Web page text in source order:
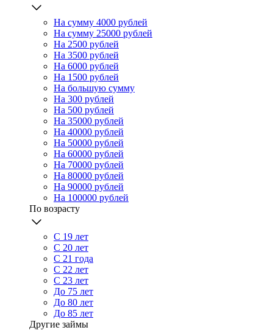
На сумму 4000 рублей
На сумму 25000 рублей
На 2500 рублей
На 3500 рублей
На 6000 рублей
На 1500 рублей
На большую сумму
На 300 рублей
На 500 рублей
На 35000 рублей
На 40000 рублей
На 50000 рублей
На 60000 рублей
На 70000 рублей
На 80000 рублей
На 90000 рублей
На 100000 рублей
По возрасту
С 19 лет
С 20 лет
С 21 года
С 22 лет
С 23 лет
До 75 лет
До 80 лет
До 85 лет
Другие займы